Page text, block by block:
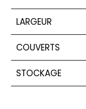
LARGEUR
COUVERTS
STOCKAGE